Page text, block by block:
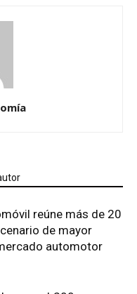
reúne más de 20
de mayor
automotor